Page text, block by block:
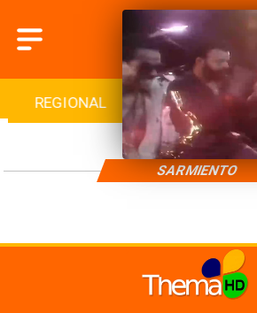
REGIONAL INTERNACIONAL
SARMIENTO